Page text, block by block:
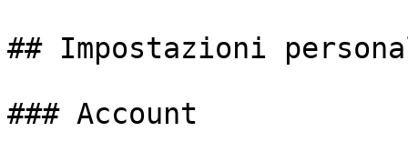
## Impostazioni
### Account